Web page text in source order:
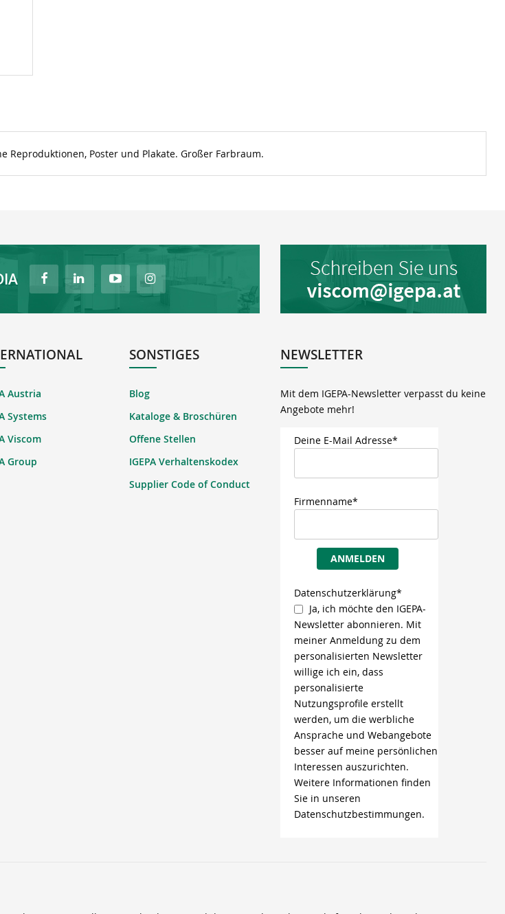
Reproduktionen, Poster und Plakate. Großer Farbraum.
Austria
Systems
Viscom
Group
SONSTIGES
Blog
Kataloge & Broschüren
Offene Stellen
IGEPA Verhaltenskodex
Supplier Code of Conduct
NEWSLETTER
Mit dem IGEPA-Newsletter verpasst du keine
Angebote mehr!
Deine E-Mail Adresse*
Firmenname*
ANMELDEN
Datenschutzerklärung*
Ja, ich möchte den IGEPA-
Newsletter abonnieren. Mit
meiner Anmeldung zu dem
personalisierten Newsletter
willige ich ein, dass
personalisierte
Nutzungsprofile erstellt
werden, um die werbliche
Ansprache und Webangebote
besser auf meine persönlichen
Interessen auszurichten.
Weitere Informationen finden
Sie in unseren
Datenschutzbestimmungen.